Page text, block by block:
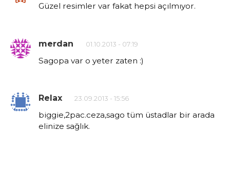
Güzel resimler var fakat hepsi açılmıyor.
merdan 01.10.2013 - 07:19
Sagopa var o yeter zaten :)
Relax 23.09.2013 - 15:56
biggie,2pac.ceza,sago tüm üstadlar bir arada
elinize sağlık.